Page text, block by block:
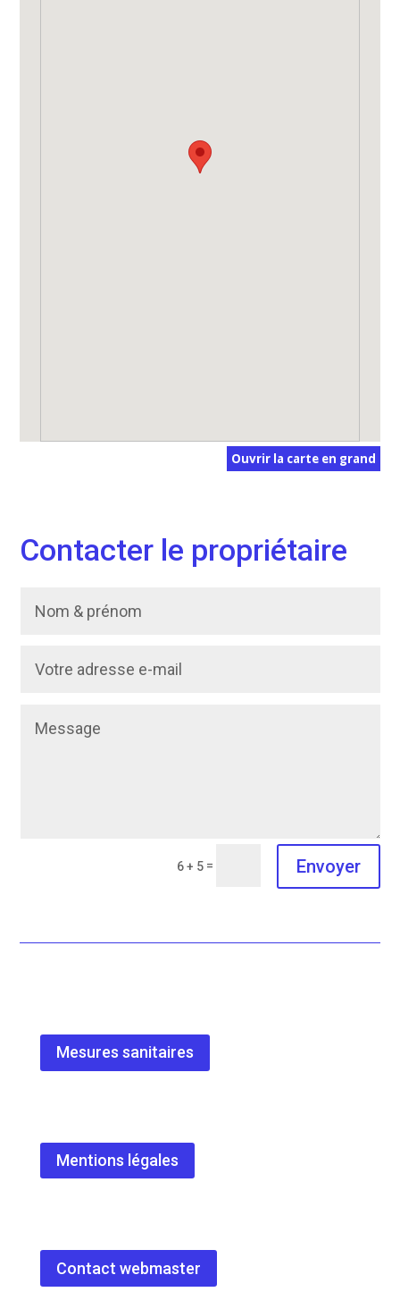
Ouvrir la carte en grand
Contacter le propriétaire
6 + 5= Envoyer
Mesures sanitaires
Mentions légales
Contact webmaster